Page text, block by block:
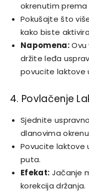
okrenutim prema
Pokušajte što
kako biste
Napomena:Ovu
držite leđa
povucite laktove
4. Povlačenje
Sjednite
dlanovima
Povucite laktove
puta.
Efekat: Jačanje
korekcija držanja.